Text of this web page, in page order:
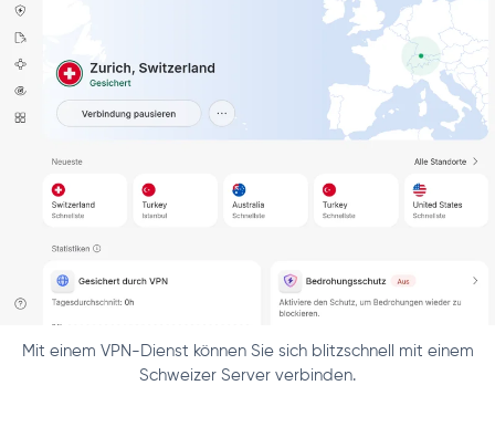
Mit einem VPN-Dienst können Sie sich blitzschnell mit einem
Schweizer Server verbinden.